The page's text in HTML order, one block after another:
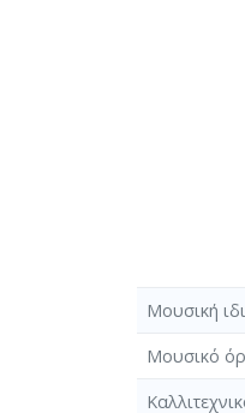
Μουσική
Μουσικό